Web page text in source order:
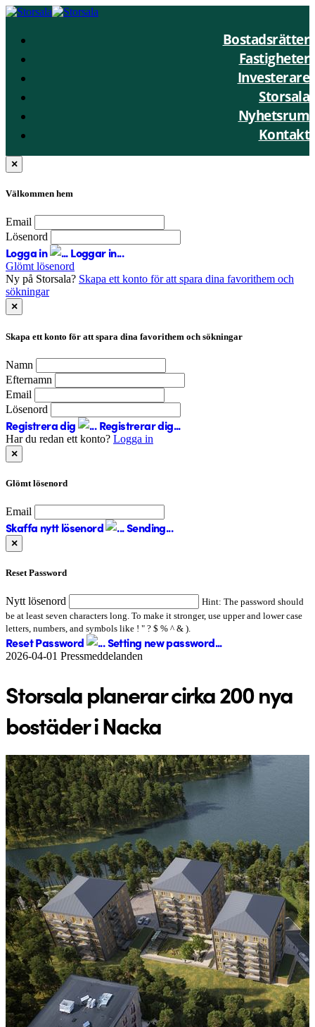
Bostadsrätter
Fastigheter
Investerare
Storsala
Nyhetsrum
Kontakt
×
Välkommen hem
Email
Lösenord
Logga in Loggar in...
Glömt lösenord
Ny på Storsala? Skapa ett konto för att spara dina favorithem och
sökningar
×
Skapa ett konto för att spara dina favorithem och sökningar
Namn
Efternamn
Email
Lösenord
Registrera dig Registrerar dig...
Har du redan ett konto? Logga in
×
Glömt lösenord
Email
Skaffa nytt lösenord Sending...
×
Reset Password
Nytt lösenord
Hint: The password should
be at least seven characters long. To make it stronger, use upper and lower case
letters, numbers, and symbols like ! " ? $ % ^ & ).
Reset Password Setting new password...
2026-04-01 Pressmeddelanden
Storsala planerar cirka 200 nya
bostäder i Nacka